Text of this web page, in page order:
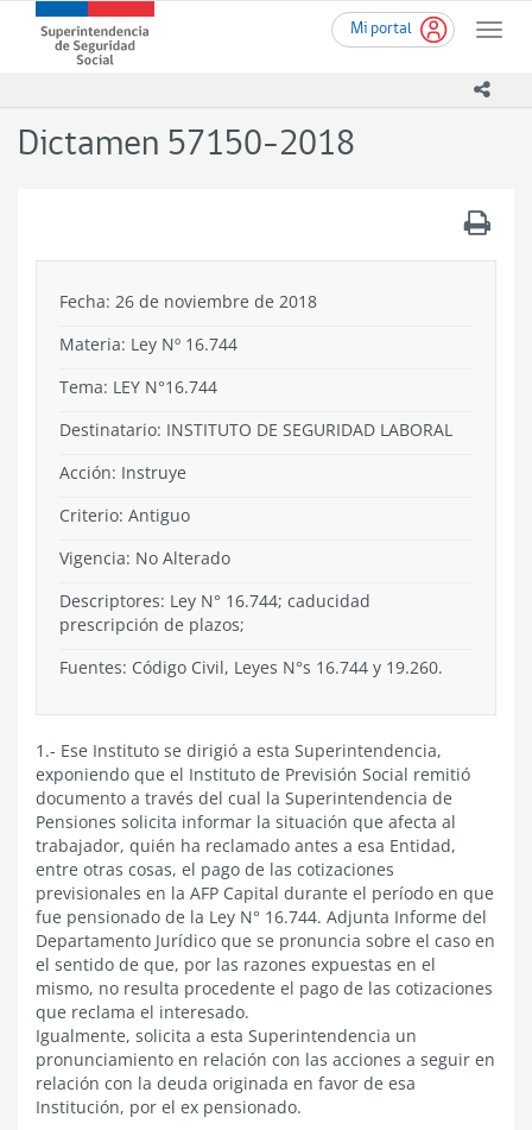
contenido
Mi portal
Toggle
Superintendencia
de
-
Dictamen 57150-2018
Fecha: 26 de noviembre de 2018
Materia: Ley Nº 16.744
Tema: LEY N°16.744
Destinatario: INSTITUTO DE SEGURIDAD LABORAL
Acción: Instruye
Criterio: Antiguo
Vigencia: No Alterado
Descriptores: Ley N° 16.744; caducidad
prescripción de plazos;
Fuentes: Código Civil, Leyes N°s 16.744 y 19.260.
1.- Ese Instituto se dirigió a esta Superintendencia,
exponiendo que el Instituto de Previsión Social remitió
documento a través del cual la Superintendencia de
Pensiones solicita informar la situación que afecta al
trabajador, quién ha reclamado antes a esa Entidad,
entre otras cosas, el pago de las cotizaciones
previsionales en la AFP Capital durante el período en que
fue pensionado de la Ley N° 16.744. Adjunta Informe del
Departamento Jurídico que se pronuncia sobre el caso en
el sentido de que, por las razones expuestas en el
mismo, no resulta procedente el pago de las cotizaciones
que reclama el interesado.
Igualmente, solicita a esta Superintendencia un
pronunciamiento en relación con las acciones a seguir en
relación con la deuda originada en favor de esa
Institución, por el ex pensionado.